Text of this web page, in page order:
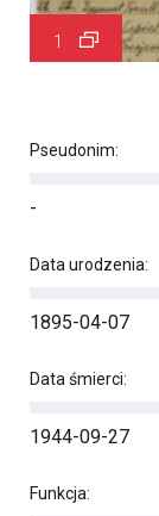
1
Pseudonim:
-
Data urodzenia:
1895-04-07
Data śmierci:
1944-09-27
Funkcja: